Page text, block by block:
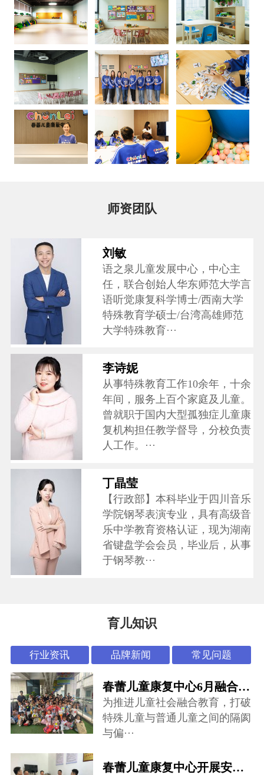
师资团队
刘敏
语之泉儿童发展中心，中心主
任，联合创始人华东师范大学言
语听觉康复科学博士/西南大学
特殊教育学硕士/台湾高雄师范
大学特殊教育···
李诗妮
从事特殊教育工作10余年，十余
年间，服务上百个家庭及儿童。
曾就职于国内大型孤独症儿童康
复机构担任教学督导，分校负责
人工作。···
丁晶莹
【行政部】本科毕业于四川音乐
学院钢琴表演专业，具有高级音
乐中学教育资格认证，现为湖南
省键盘学会会员，毕业后，从事
于钢琴教···
育儿知识
行业资讯 品牌新闻 常见问题
春蕾儿童康复中心6月融合活动：“怪可爱市集”开张啦~
为推进儿童社会融合教育，打破
特殊儿童与普通儿童之间的隔阂
与偏···
春蕾儿童康复中心开展安全专项督导检查